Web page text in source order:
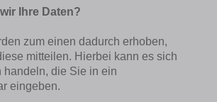
Ihre Daten?
zum einen dadurch erhoben,
mitteilen. Hierbei kann es sich
handeln, die Sie in ein
eingeben.